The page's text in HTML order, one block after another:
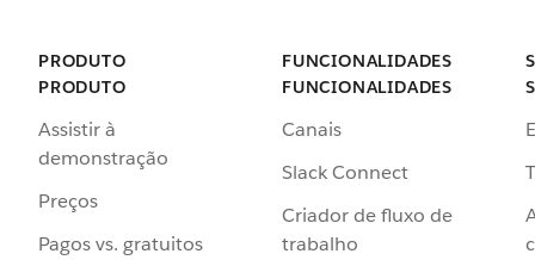
PRODUTO
PRODUTO
Assistir à
demonstração
Preços
Pagos vs. gratuitos
FUNCIONALIDADES
FUNCIONALIDADES
Canais
Slack Connect
Criador de fluxo de
trabalho